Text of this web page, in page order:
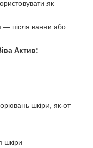
як
— після ванни або
Актив:
шкіри, як-от
шкіри